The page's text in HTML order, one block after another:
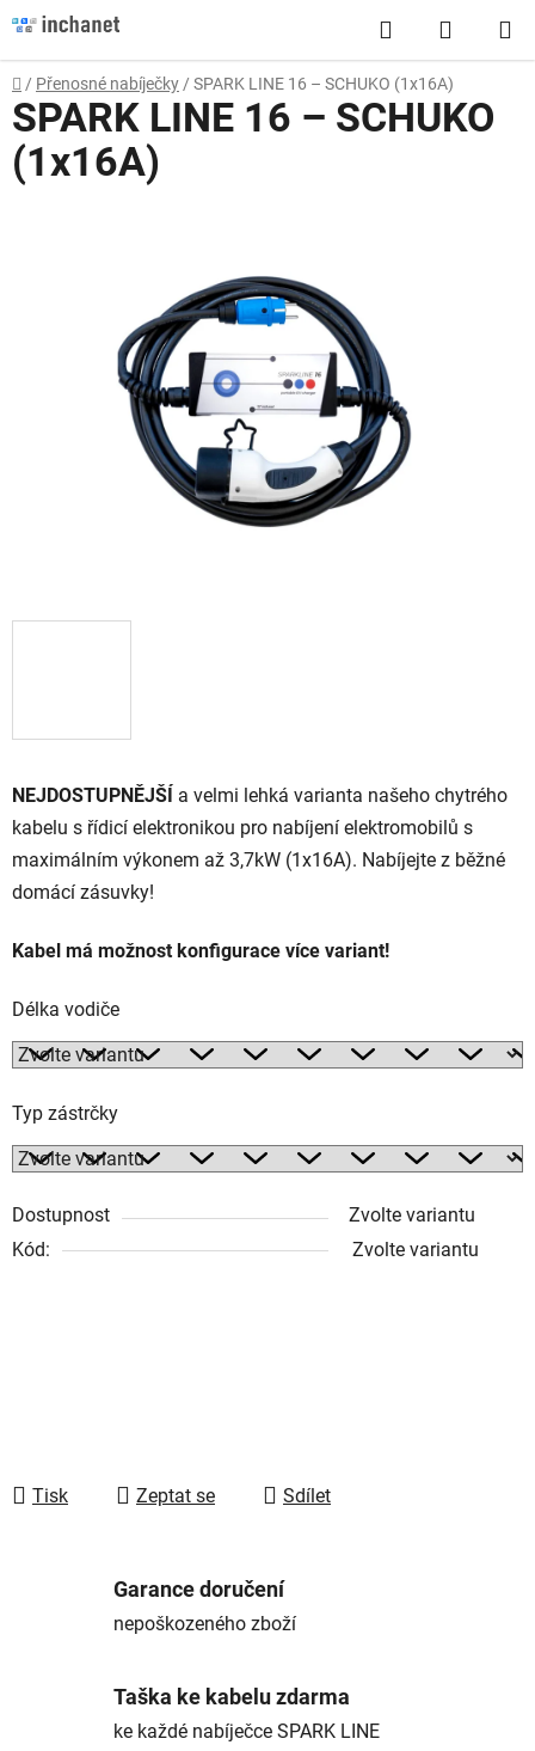
na
obsah
Hledat
KOŠÍK
Domů
/ Přenosné nabíječky / SPARK LINE 16 – SCHUKO (1x16A)
NEJDOSTUPNĚJŠÍ a velmi lehká varianta našeho chytrého
kabelu s řídicí elektronikou pro nabíjení elektromobilů s
maximálním výkonem až 3,7kW (1x16A). Nabíjejte z běžné
domácí zásuvky!
Kabel má možnost konfigurace více variant!
Délka vodiče
Typ zástrčky
Dostupnost
Zvolte variantu
Kód:
Zvolte variantu
Tisk Zeptat se Sdílet
SPARK LINE 16 – SCHUKO
(1x16A)
Garance doručení
nepoškozeného zboží
Taška ke kabelu zdarma
ke každé nabíječce SPARK LINE